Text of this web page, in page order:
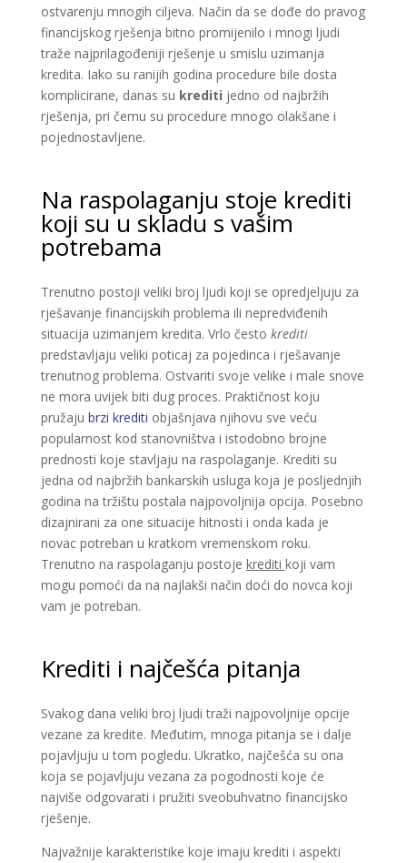
ostvarenju mnogih ciljeva. Način da se dođe do pravog
financijskog rješenja bitno promijenilo i mnogi ljudi
traže najprilagođeniji rješenje u smislu uzimanja
kredita. Iako su ranijih godina procedure bile dosta
komplicirane, danas su krediti jedno od najbržih
rješenja, pri čemu su procedure mnogo olakšane i
pojednostavljene.
Na raspolaganju stoje krediti
koji su u skladu s vašim
potrebama
Trenutno postoji veliki broj ljudi koji se opredjeljuju za
rješavanje financijskih problema ili nepredviđenih
situacija uzimanjem kredita. Vrlo često krediti
predstavljaju veliki poticaj za pojedinca i rješavanje
trenutnog problema. Ostvariti svoje velike i male snove
ne mora uvijek biti dug proces. Praktičnost koju
pružaju brzi krediti objašnjava njihovu sve veću
popularnost kod stanovništva i istodobno brojne
prednosti koje stavljaju na raspolaganje. Krediti su
jedna od najbržih bankarskih usluga koja je posljednjih
godina na tržištu postala najpovoljnija opcija. Posebno
dizajnirani za one situacije hitnosti i onda kada je
novac potreban u kratkom vremenskom roku.
Trenutno na raspolaganju postoje krediti koji vam
mogu pomoći da na najlakši način doći do novca koji
vam je potreban.
Krediti i najčešća pitanja
Svakog dana veliki broj ljudi traži najpovoljnije opcije
vezane za kredite. Međutim, mnoga pitanja se i dalje
pojavljuju u tom pogledu. Ukratko, najčešća su ona
koja se pojavljuju vezana za pogodnosti koje će
najviše odgovarati i pružiti sveobuhvatno financijsko
rješenje.
Najvažnije karakteristike koje imaju krediti i aspekti